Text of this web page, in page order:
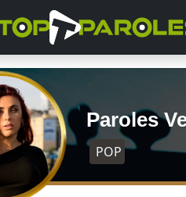
Paroles
POP